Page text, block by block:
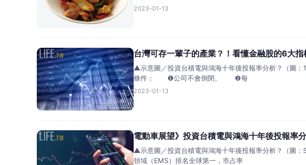
2023-01-13
台灣可存一輩子的產業？！看懂金融股的6大指
▲示意圖／投資台積電與鴻海十年後投報率分析？（圖
條件： ❶公司不會倒閉。 ❷每
2023-01-13
電動車展望》投資台積電與鴻海十年後投報率
▲示意圖／投資台積電與鴻海十年後投報率分析？（圖
領域（EMS）排名全球第一，市占率